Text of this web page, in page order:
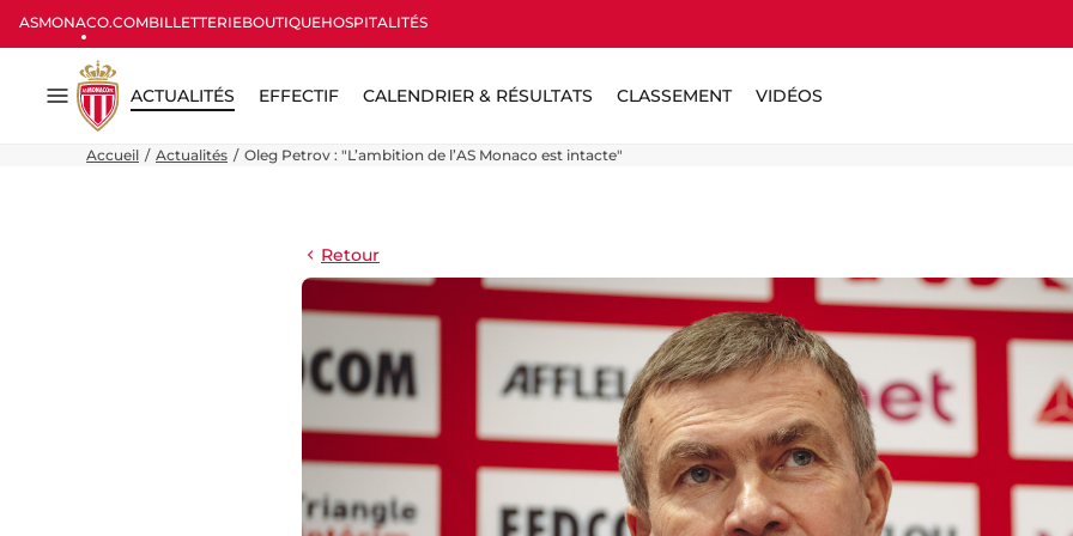
ASMONACO.COMBILLETTERIEBOUTIQUEHOSPITALITÉS
Menu
ACTUALITÉS EFFECTIF CALENDRIER & RÉSULTATS CLASSEMENT VIDÉOS
Accueil Actualités Oleg Petrov : "L’ambition de l’AS Monaco est intacte"
Retour